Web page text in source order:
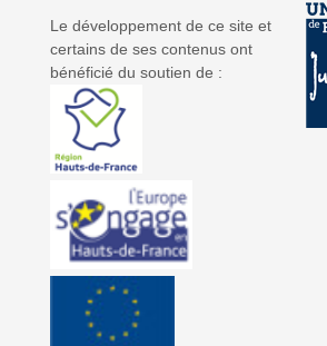
Le développement de ce site et
certains de ses contenus ont
bénéficié du soutien de :